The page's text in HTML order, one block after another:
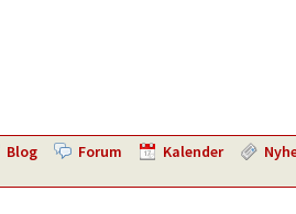
Blog Forum Kalender